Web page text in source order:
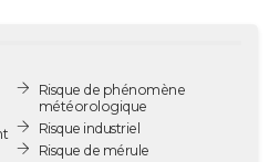
Risque de phénomène
météorologique
Risque industriel
Risque de mérule